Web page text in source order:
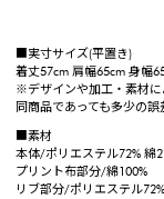
■実寸サイズ(平置き)
着丈57cm 肩幅65cm 身幅
※デザインや加工・素材に
同商品であっても多少の誤
■素材
本体/ポリエステル72% 綿
プリント布部分/綿100%
リブ部分/ポリエステル